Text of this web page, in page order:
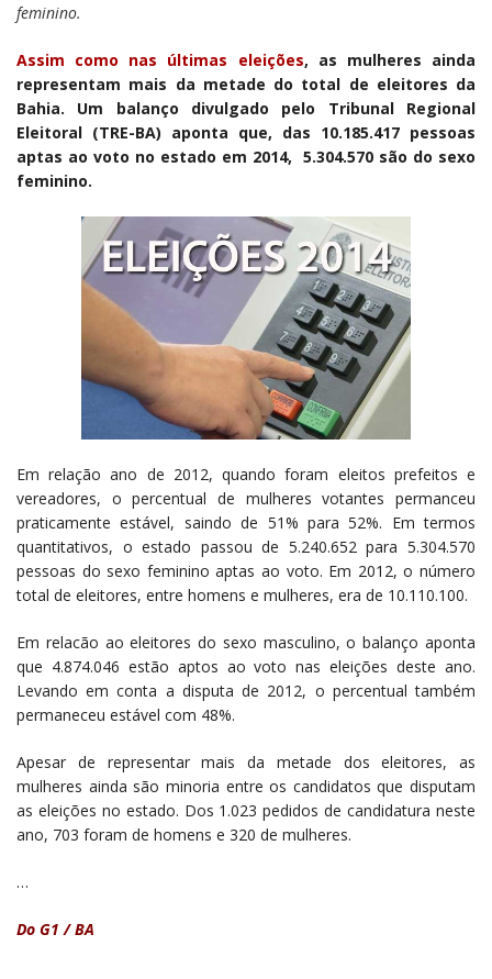
feminino.
Assim como nas últimas eleições, as mulheres ainda
representam mais da metade do total de eleitores da
Bahia.
Um balanço divulgado pelo Tribunal Regional
Eleitoral (TRE-BA) aponta que, das 10.185.417 pessoas
aptas ao voto no estado em 2014, 5.304.570 são do sexo
feminino.
Em relação ano de 2012, quando foram eleitos prefeitos e
vereadores, o percentual de mulheres votantes permanceu
praticamente estável, saindo de 51% para 52%. Em termos
quantitativos, o estado passou de 5.240.652 para 5.304.570
pessoas do sexo feminino aptas ao voto. Em 2012, o número
total de eleitores, entre homens e mulheres, era de 10.110.100.
Em relacão ao eleitores do sexo masculino, o balanço aponta
que 4.874.046 estão aptos ao voto nas eleições deste ano.
Levando em conta a disputa de 2012, o percentual também
permaneceu estável com 48%.
Apesar de representar mais da metade dos eleitores, as
mulheres ainda são minoria entre os candidatos que disputam
as eleições no estado. Dos 1.023 pedidos de candidatura neste
ano, 703 foram de homens e 320 de mulheres.
…
Do G1 / BA